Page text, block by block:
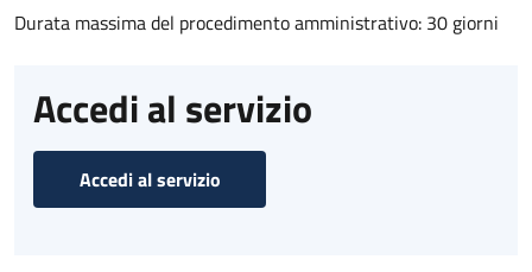
Durata massima del procedimento amministrativo: 30 giorni
Accedi al servizio
Accedi al servizio